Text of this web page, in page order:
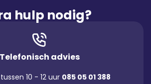
hulp nodig?
Telefonisch advies
10 - 12 uur 085 05 01 388